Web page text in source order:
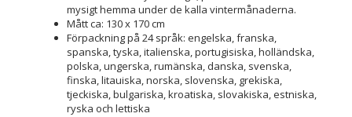
mysigt hemma under de kalla vintermånaderna.
Mått ca: 130 x 170 cm
Förpackning på 24 språk: engelska, franska,
spanska, tyska, italienska, portugisiska, holländska,
polska, ungerska, rumänska, danska, svenska,
finska, litauiska, norska, slovenska, grekiska,
tjeckiska, bulgariska, kroatiska, slovakiska, estniska,
ryska och lettiska